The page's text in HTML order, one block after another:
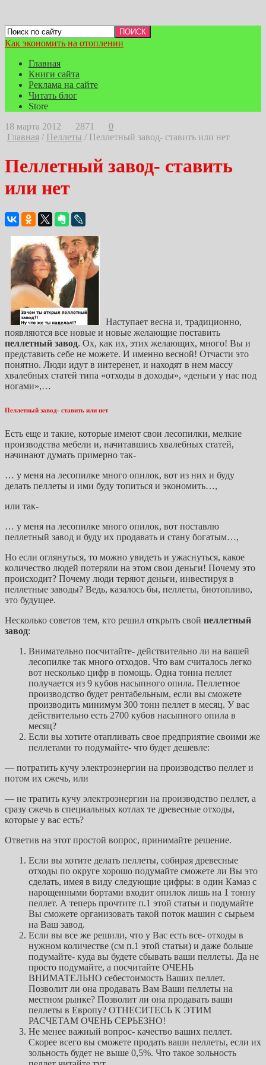
Как экономить на отоплении
Главная
Книги сайта
Реклама на сайте
Читать блог
Store
18 марта 2012
2871
0
Главная / Пеллеты / Пеллетный завод- ставить или нет
Пеллетный завод- ставить
или нет
Наступает весна и, традиционно,
появляются все новые и новые желающие поставить
пеллетный завод. Ох, как их, этих желающих, много! Вы и
представить себе не можете. И именно весной! Отчасти это
понятно. Люди идут в интеренет, и находят в нем массу
хвалебных статей типа «отходы в доходы», «деньги у нас под
ногами»,…
Пеллетный завод- ставить или нет
Есть еще и такие, которые имеют свои лесопилки, мелкие
производства мебели и, начитавшись хвалебных статей,
начинают думать примерно так-
… у меня на лесопилке много опилок, вот из них и буду
делать пеллеты и ими буду топиться и экономить…,
или так-
… у меня на лесопилке много опилок, вот поставлю
пеллетный завод и буду их продавать и стану богатым…,
Но если оглянуться, то можно увидеть и ужаснуться, какое
количество людей потеряли на этом свои деньги! Почему это
происходит? Почему люди теряют деньги, инвестируя в
пеллетные заводы? Ведь, казалось бы, пеллеты, биотопливо,
это будущее.
Несколько советов тем, кто решил открыть свой пеллетный
завод:
Внимательно посчитайте- действительно ли на вашей
лесопилке так много отходов. Что вам считалось легко
вот несколько цифр в помощь. Одна тонна пеллет
получается из 9 кубов насыпного опила. Пеллетное
производство будет рентабельным, если вы сможете
производить минимум 300 тонн пеллет в месяц. У вас
действительно есть 2700 кубов насыпного опила в
месяц?
Если вы хотите отапливать свое предприятие своими же
пеллетами то подумайте- что будет дешевле:
— потратить кучу электроэнергии на производство пеллет и
потом их сжечь, или
— не тратить кучу электроэнергии на производство пеллет, а
сразу сжечь в специальных котлах те древесные отходы,
которые у вас есть?
Ответив на этот простой вопрос, принимайте решение.
Если вы хотите делать пеллеты, собирая древесные
отходы по округе хорошо подумайте сможете ли Вы это
сделать, имея в виду следующие цифры: в один Камаз с
нарощенными бортами входит опилок лишь на 1 тонну
пеллет. А теперь прочтите п.1 этой статьи и подумайте
Вы сможете организовать такой поток машин с сырьем
на Ваш завод.
Если вы все же решили, что у Вас есть все- отходы в
нужном количестве (см п.1 этой статьи) и даже больше
подумайте- куда вы будете сбывать ваши пеллеты. Да не
просто подумайте, а посчитайте ОЧЕНЬ
ВНИМАТЕЛЬНО себестоимость Ваших пеллет.
Позволит ли она продавать Вам Ваши пеллеты на
местном рынке? Позволит ли она продавать ваши
пеллеты в Европу? ОТНЕСИТЕСЬ К ЭТИМ
РАСЧЕТАМ ОЧЕНЬ СЕРЬЕЗНО!
Не менее важный вопрос- качество ваших пеллет.
Скорее всего вы сможете продать ваши пеллеты, если их
зольность будет не выше 0,5%. Что такое зольность